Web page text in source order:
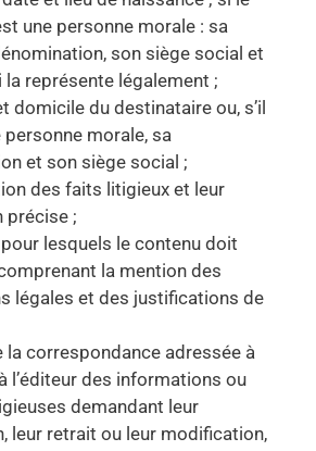
une personne morale : sa
son siège social et
la représente légalement ;
domicile du destinataire ou, s’il
personne morale, sa
et son siège social ;
des faits litigieux et leur
précise ;
lesquels le contenu doit
la mention des
légales et des justifications de
la correspondance adressée à
l’éditeur des informations ou
demandant leur
leur retrait ou leur modification,